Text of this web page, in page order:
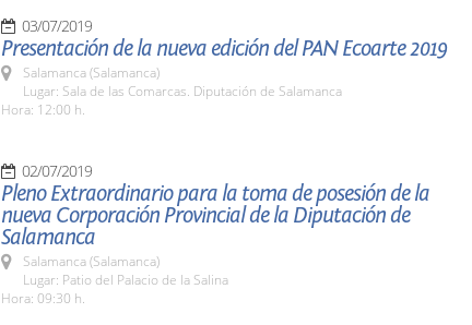
03/07/2019
Presentación de la nueva edición del PAN Ecoarte 2019
Salamanca (Salamanca)
Lugar: Sala de las Comarcas. Diputación de Salamanca
Hora: 12:00 h.
02/07/2019
Pleno Extraordinario para la toma de posesión de la
nueva Corporación Provincial de la Diputación de
Salamanca
Salamanca (Salamanca)
Lugar: Patio del Palacio de la Salina
Hora: 09:30 h.